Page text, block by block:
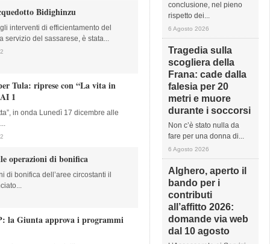
Bidighinzu
interventi di efficientamento del
servizio del sassarese, è stata...
Tula: riprese con “La vita in
1
in onda Lunedì 17 dicembre alle
operazioni di bonifica
di bonifica dell’aree circostanti il
la Giunta approva i programmi
conclusione, nel pieno
rispetto dei...
6 Agosto 2026
Tragedia sulla
scogliera della
Frana: cade dalla
falesia per 20
metri e muore
durante i soccorsi
Non c’è stato nulla da
fare per una donna di...
6 Agosto 2026
Alghero, aperto il
bando per i
contributi
all’affitto 2026:
domande via web
dal 10 agosto